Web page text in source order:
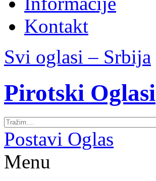
Kontakt
Svi oglasi – Srbija
Pirotski Oglasi
Postavi Oglas
Menu